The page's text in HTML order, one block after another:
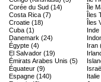
Corée du Sud (14)
Costa Rica (7)
Croatie (18)
Cuba (1)
Danemark (24)
Égypte (4)
El Salvador (19)
Émirats Arabes Unis (5)
Équateur (9)
Espagne (140)
Île
Îles
Îles
Inde
Iran